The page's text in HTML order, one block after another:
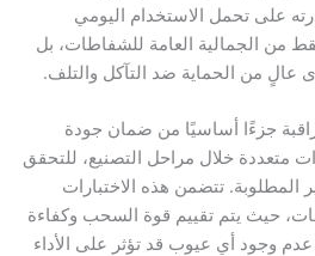
تحمل الاستخدام اليومي
العامة للشفاطات، بل
الحماية ضد التآكل والتلف.
أساسيًا من ضمان جودة
خلال مراحل التصنيع، للتحقق
تتضمن هذه الاختبارات
يتم تقييم قوة السحب وكفاءة
أي عيوب قد تؤثر على الأداء